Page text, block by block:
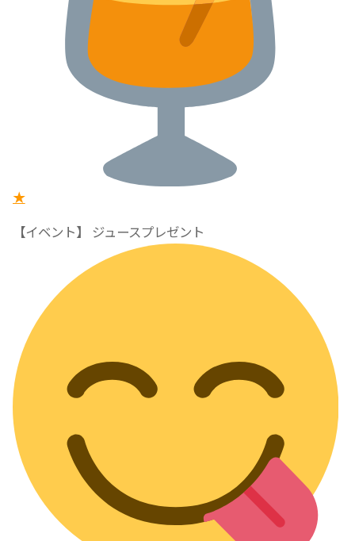
★
【イベント】 ジュースプレゼント